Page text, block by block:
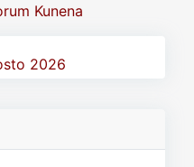
Kunena
2026